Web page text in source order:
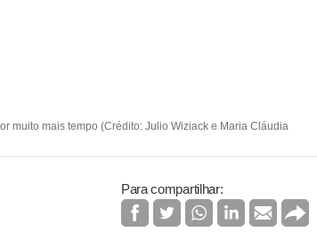
muito mais tempo (Crédito: Julio Wiziack e Maria Cláudia
Para compartilhar: